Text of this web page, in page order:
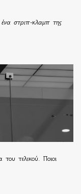
στριπ-κλαμπ της
τελικού. Ποιοι